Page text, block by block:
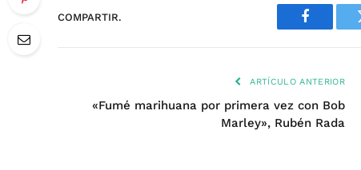
COMPARTIR.
Facebook
ARTÍCULO ANTERIOR
«Fumé marihuana por primera vez con Bob
Marley», Rubén Rada